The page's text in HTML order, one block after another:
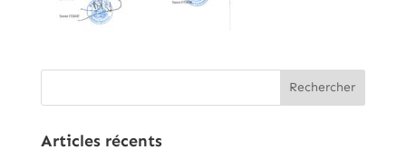
Articles récents